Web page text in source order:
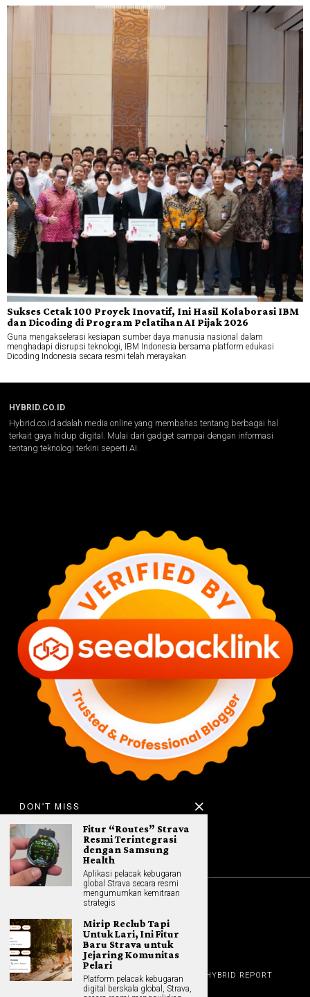
Sukses Cetak 100 Proyek Inovatif, Ini Hasil Kolaborasi IBM
dan Dicoding di Program Pelatihan AI Pijak 2026
Guna mengakselerasi kesiapan sumber daya manusia nasional dalam
menghadapi disrupsi teknologi, IBM Indonesia bersama platform edukasi
Dicoding Indonesia secara resmi telah merayakan
HYBRID.CO.ID
Hybrid.co.id adalah media online yang membahas tentang berbagai hal
terkait gaya hidup digital. Mulai dari gadget sampai dengan informasi
tentang teknologi terkini seperti AI.
HOME
GADGET
REVIEW
GAME NEWS AI (NEW TECH)
HYBRID REPORT
HYBRID LIFESTYLE
ABOUT
DON'T MISS
Fitur “Routes” Strava
Resmi Terintegrasi
dengan Samsung
Health
Aplikasi pelacak kebugaran
global Strava secara resmi
mengumumkan kemitraan
strategis
Mirip Reclub Tapi
Untuk Lari, Ini Fitur
Baru Strava untuk
Jejaring Komunitas
Pelari
Platform pelacak kebugaran
digital berskala global, Strava,